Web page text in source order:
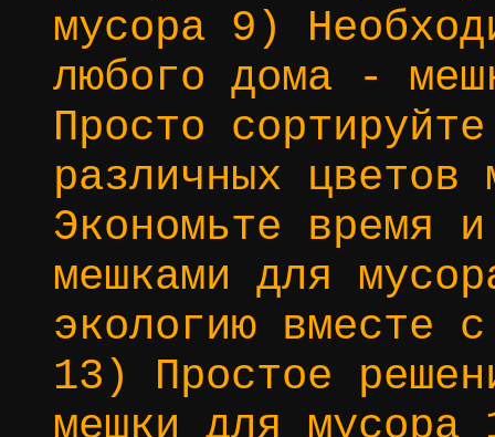
мусора 9)
любого дома -
Просто
различных
Экономьте время
мешками для
экологию вместе
13) Простое
мешки для мусора